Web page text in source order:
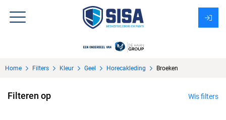
Over Sisa
KMS
Home Filters Kleur Geel Horecakleding Broeken
Filteren op Wis filters